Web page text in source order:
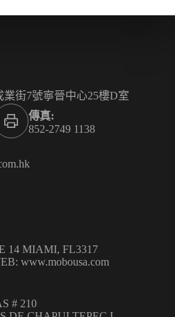
業街7號寧晉中心25樓D室
傳真:
852-2749 1138
14 MIAMI, FL3317
www.mobousa.com
# 210